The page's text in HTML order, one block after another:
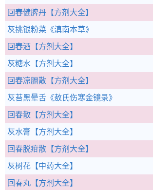
回春健脾丹 【方剂大全】
灰挑银粉菜 《滇南本草》
回春酒 【方剂大全】
灰糖水 【方剂大全】
回春凉膈散 【方剂大全】
灰苔黑晕舌 《敖氏伤寒金镜录》
回春散 【方剂大全】
灰水膏 【方剂大全】
回春脱疳散 【方剂大全】
灰树花 【中药大全】
回春丸 【方剂大全】